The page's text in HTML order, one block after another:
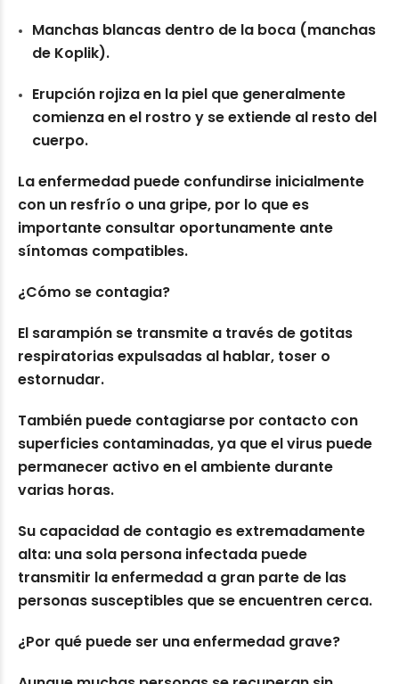
Manchas blancas dentro de la boca (manchas
de Koplik).
Erupción rojiza en la piel que generalmente
comienza en el rostro y se extiende al resto del
cuerpo.
La enfermedad puede confundirse inicialmente
con un resfrío o una gripe, por lo que es
importante consultar oportunamente ante
síntomas compatibles.
¿Cómo se contagia?
El sarampión se transmite a través de gotitas
respiratorias expulsadas al hablar, toser o
estornudar.
También puede contagiarse por contacto con
superficies contaminadas, ya que el virus puede
permanecer activo en el ambiente durante
varias horas.
Su capacidad de contagio es extremadamente
alta: una sola persona infectada puede
transmitir la enfermedad a gran parte de las
personas susceptibles que se encuentren cerca.
¿Por qué puede ser una enfermedad grave?